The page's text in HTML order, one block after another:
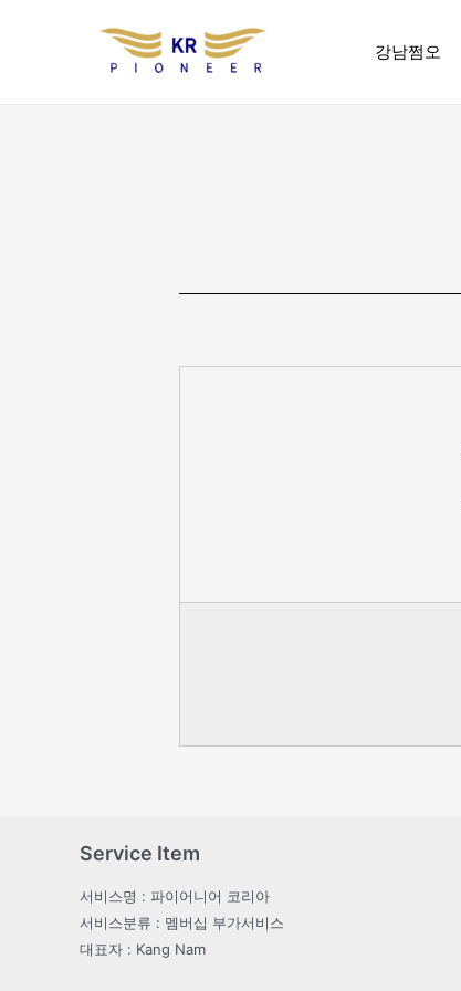
강남쩜오
Service Item
서비스명 : 파이어니어 코리아
서비스분류 : 멤버십 부가서비스
대표자 : Kang Nam